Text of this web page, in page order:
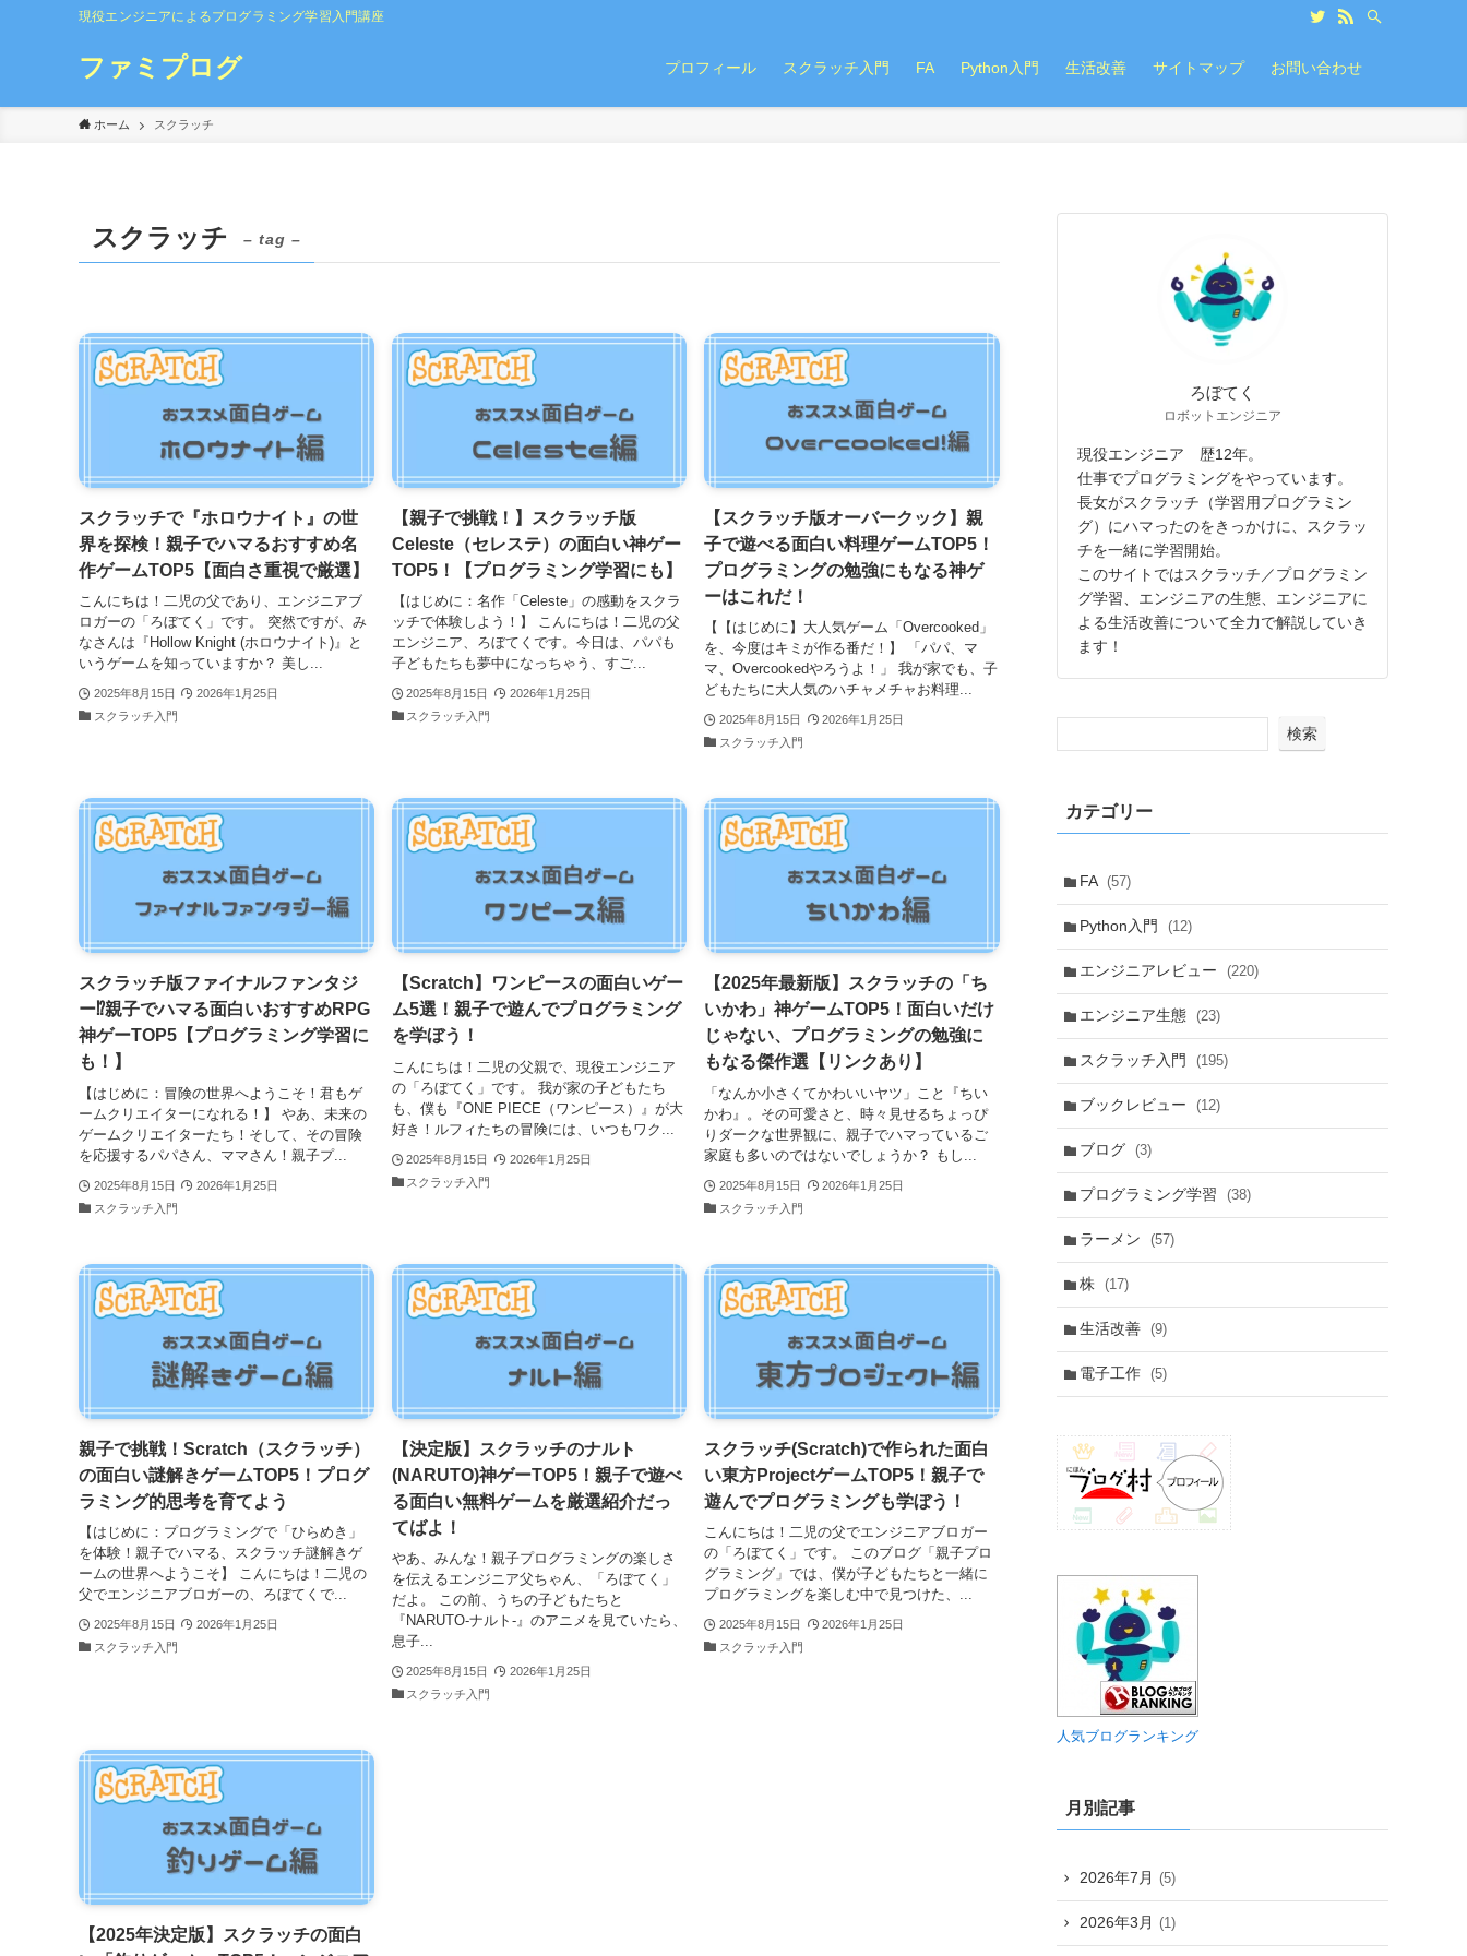
現役エンジニアによるプログラミング学習入門講座
ファミプログ プロフィール スクラッチ入門 FA Python入門 生活改善 サイトマップ お問い合わせ
ホーム スクラッチ
スクラッチ – tag –
スクラッチで『ホロウナイト』の世
界を探検！親子でハマるおすすめ名
作ゲームTOP5【面白さ重視で厳選】
こんにちは！二児の父であり、エンジニアブ
ロガーの「ろぼてく」です。 突然ですが、み
なさんは『Hollow Knight (ホロウナイト)』と
いうゲームを知っていますか？ 美し...
2025年8月15日
2026年1月25日
スクラッチ入門
【親子で挑戦！】スクラッチ版
Celeste（セレステ）の面白い神ゲー
TOP5！【プログラミング学習にも】
【はじめに：名作「Celeste」の感動をスクラ
ッチで体験しよう！】 こんにちは！二児の父
エンジニア、ろぼてくです。今日は、パパも
子どもたちも夢中になっちゃう、すご...
2025年8月15日
2026年1月25日
スクラッチ入門
【スクラッチ版オーバークック】親
子で遊べる面白い料理ゲームTOP5！
プログラミングの勉強にもなる神ゲ
ーはこれだ！
【【はじめに】大人気ゲーム「Overcooked」
を、今度はキミが作る番だ！】 「パパ、マ
マ、Overcookedやろうよ！」 我が家でも、子
どもたちに大人気のハチャメチャお料理...
2025年8月15日
2026年1月25日
スクラッチ入門
スクラッチ版ファイナルファンタジ
ー⁉️親子でハマる面白いおすすめRPG
神ゲーTOP5【プログラミング学習に
も！】
【はじめに：冒険の世界へようこそ！君もゲ
ームクリエイターになれる！】 やあ、未来の
ゲームクリエイターたち！そして、その冒険
を応援するパパさん、ママさん！親子プ...
2025年8月15日
2026年1月25日
スクラッチ入門
【Scratch】ワンピースの面白いゲー
ム5選！親子で遊んでプログラミング
を学ぼう！
こんにちは！二児の父親で、現役エンジニア
の「ろぼてく」です。 我が家の子どもたち
も、僕も『ONE PIECE（ワンピース）』が大
好き！ルフィたちの冒険には、いつもワク...
2025年8月15日
2026年1月25日
スクラッチ入門
【2025年最新版】スクラッチの「ち
いかわ」神ゲームTOP5！面白いだけ
じゃない、プログラミングの勉強に
もなる傑作選【リンクあり】
「なんか小さくてかわいいヤツ」こと『ちい
かわ』。その可愛さと、時々見せるちょっぴ
りダークな世界観に、親子でハマっているご
家庭も多いのではないでしょうか？ もし...
2025年8月15日
2026年1月25日
スクラッチ入門
親子で挑戦！Scratch（スクラッチ）
の面白い謎解きゲームTOP5！プログ
ラミング的思考を育てよう
【はじめに：プログラミングで「ひらめき」
を体験！親子でハマる、スクラッチ謎解きゲ
ームの世界へようこそ】 こんにちは！二児の
父でエンジニアブロガーの、ろぼてくで...
2025年8月15日
2026年1月25日
スクラッチ入門
【決定版】スクラッチのナルト
(NARUTO)神ゲーTOP5！親子で遊べ
る面白い無料ゲームを厳選紹介だっ
てばよ！
やあ、みんな！親子プログラミングの楽しさ
を伝えるエンジニア父ちゃん、「ろぼてく」
だよ。 この前、うちの子どもたちと
『NARUTO-ナルト-』のアニメを見ていたら、
息子...
2025年8月15日
2026年1月25日
スクラッチ入門
スクラッチ(Scratch)で作られた面白
い東方ProjectゲームTOP5！親子で
遊んでプログラミングも学ぼう！
こんにちは！二児の父でエンジニアブロガー
の「ろぼてく」です。 このブログ「親子プロ
グラミング」では、僕が子どもたちと一緒に
プログラミングを楽しむ中で見つけた、...
2025年8月15日
2026年1月25日
スクラッチ入門
【2025年決定版】スクラッチの面白
ろぼてく
ロボットエンジニア
現役エンジニア 歴12年。
仕事でプログラミングをやっています。
長女がスクラッチ（学習用プログラミン
グ）にハマったのをきっかけに、スクラッ
チを一緒に学習開始。
このサイトではスクラッチ／プログラミン
グ学習、エンジニアの生態、エンジニアに
よる生活改善について全力で解説していき
ます！
検索
カテゴリー
FA (57)
Python入門 (12)
エンジニアレビュー (220)
エンジニア生態 (23)
スクラッチ入門 (195)
ブックレビュー (12)
ブログ (3)
プログラミング学習 (38)
ラーメン (57)
株 (17)
生活改善 (9)
電子工作 (5)
人気ブログランキング
月別記事
2026年7月 (5)
2026年3月 (1)